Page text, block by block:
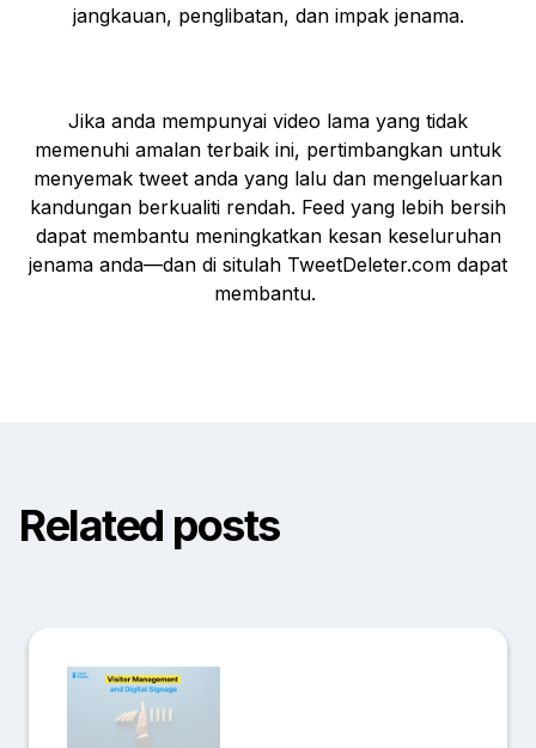
jangkauan, penglibatan, dan impak jenama.
Jika anda mempunyai video lama yang tidak
memenuhi amalan terbaik ini, pertimbangkan untuk
menyemak tweet anda yang lalu dan mengeluarkan
kandungan berkualiti rendah. Feed yang lebih bersih
dapat membantu meningkatkan kesan keseluruhan
jenama anda—dan di situlah TweetDeleter.com dapat
membantu.
Related posts